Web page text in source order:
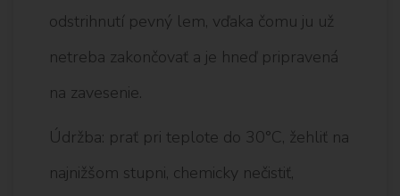
odstrihnutí pevný lem, vďaka čomu ju už
netreba zakončovať a je hneď pripravená
na zavesenie.
Údržba: prať pri teplote do 30°C, žehliť na
najnižšom stupni, chemicky nečistiť,